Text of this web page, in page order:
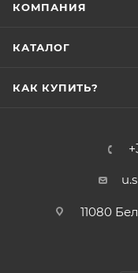
КОМПАНИЯ
КАТАЛОГ
КАК КУПИТЬ?
11080